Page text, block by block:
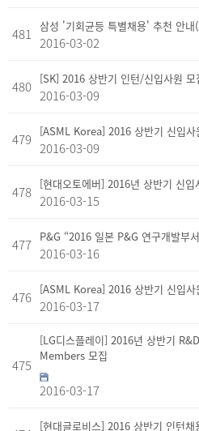
481 삼성 '기회균등 특별채용' 추천 안
2016-03-02
480 [SK] 2016 상반기 인턴/신입사원
2016-03-09
479 [ASML Korea] 2016 상반기 신입사
2016-03-09
478 [현대오토에버] 2016년 상반기 신
2016-03-15
477 P&G “2016 일본 P&G 연구개발부
2016-03-16
476 [ASML Korea] 2016 상반기 신입사
2016-03-17
475
[LG디스플레이] 2016년 상반기
Members 모집
2016-03-17
[현대글로비스] 2016 상반기 인턴